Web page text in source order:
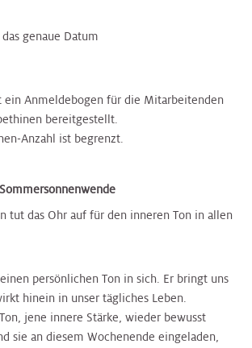
genaue Datum
ein Anmeldebogen für die Mitarbeitenden
bereitgestellt.
Anzahl ist begrenzt.
tut das Ohr auf für den inneren Ton in allen
persönlichen Ton in sich. Er bringt uns
hinein in unser tägliches Leben.
jene innere Stärke, wieder bewusst
sie an diesem Wochenende eingeladen,